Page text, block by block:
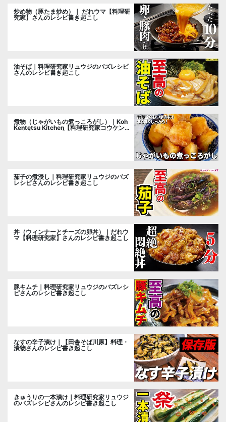
炒め物（豚たま炒め）｜ だれウマ【料理研
究家】さんのレシピ書き起こし
油そば｜料理研究家リュウジのバズレシピ
さんのレシピ書き起こし
煮物（じゃがいもの煮っころがし）｜Koh
Kentetsu Kitchen【料理研究家コウケンテ
茄子の煮浸し｜料理研究家リュウジのバズ
レシピさんのレシピ書き起こし
丼（ウィンナーとチーズの卵丼）｜だれウ
マ【料理研究家】さんのレシピ書き起こし
豚キムチ｜料理研究家リュウジのバズレシ
ピさんのレシピ書き起こし
なすの辛子漬け｜【田舎そば川原】料理・
漬物さんのレシピ書き起こし
きゅうりの一本漬け｜料理研究家リュウジ
のバズレシピさんのレシピ書き起こし